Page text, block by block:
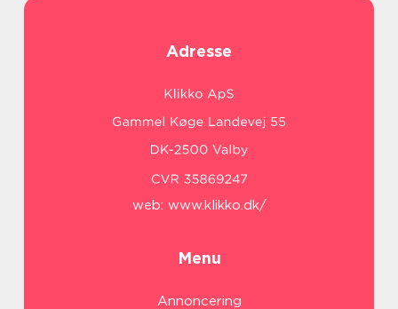
Adresse
web: www.klikko.dk/
Menu
Annoncering